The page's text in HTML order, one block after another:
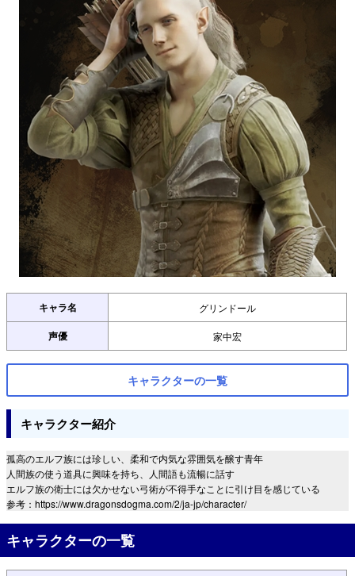
キャラ名 グリンドール
声優 家中宏
キャラクターの一覧
キャラクター紹介
孤高のエルフ族には珍しい、柔和で内気な雰囲気を醸す青年
人間族の使う道具に興味を持ち、人間語も流暢に話す
エルフ族の衛士には欠かせない弓術が不得手なことに引け目を感じている
参考：https://www.dragonsdogma.com/2/ja-jp/character/
キャラクターの一覧